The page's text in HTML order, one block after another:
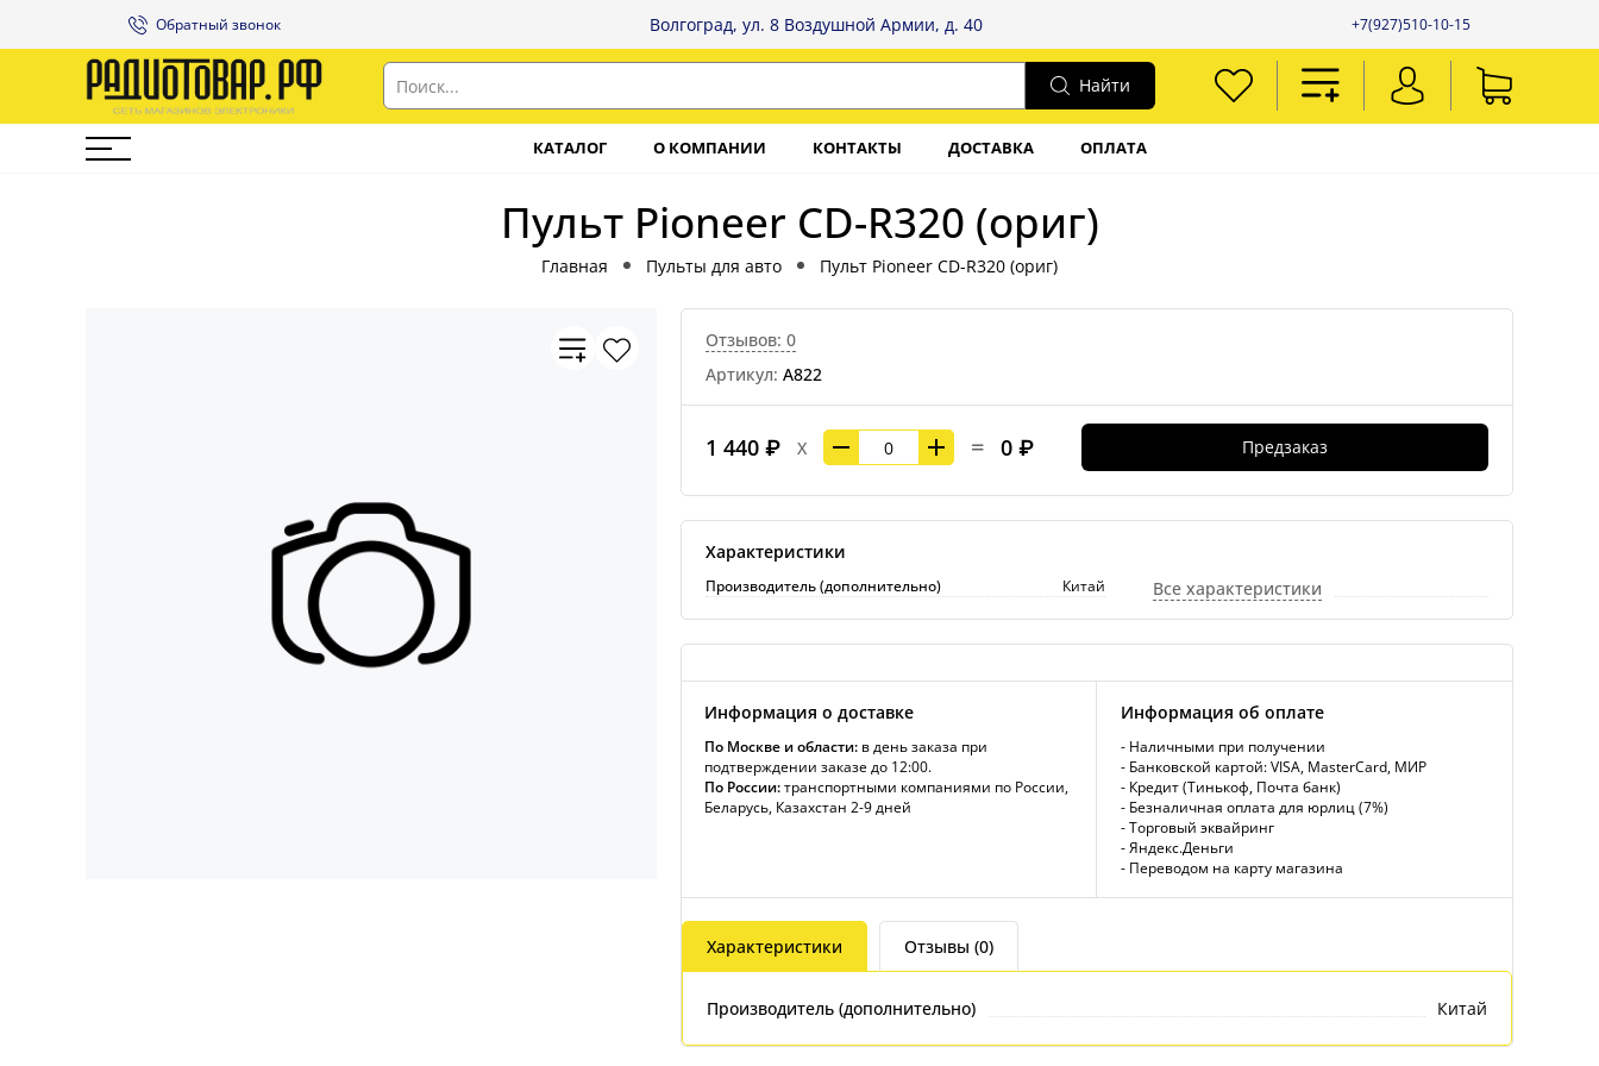
Обратный звонок Волгоград, ул. 8 Воздушной Армии, д. 40 +7(927)510-10-15
Найти
КАТАЛОГ О КОМПАНИИ КОНТАКТЫ ДОСТАВКА ОПЛАТА
Пульт Pioneer CD-R320 (ориг)
Главная Пульты для авто Пульт Pioneer CD-R320 (ориг)
Отзывов: 0
Артикул: А822
1 440 ₽ X = 0 ₽ Предзаказ
Характеристики
Производитель (дополнительно) Китай Все характеристики
Информация о доставке
По Москве и области: в день заказа при
подтверждении заказе до 12:00.
По России:транспортными компаниями по России,
Беларусь, Казахстан 2-9 дней
Информация об оплате
- Наличными при получении
- Банковской картой: VISA, MasterCard, МИР
- Кредит (Тинькоф, Почта банк)
- Безналичная оплата для юрлиц (7%)
- Торговый эквайринг
- Яндекс.Деньги
- Переводом на карту магазина
Характеристики Отзывы (0)
Производитель (дополнительно) Китай